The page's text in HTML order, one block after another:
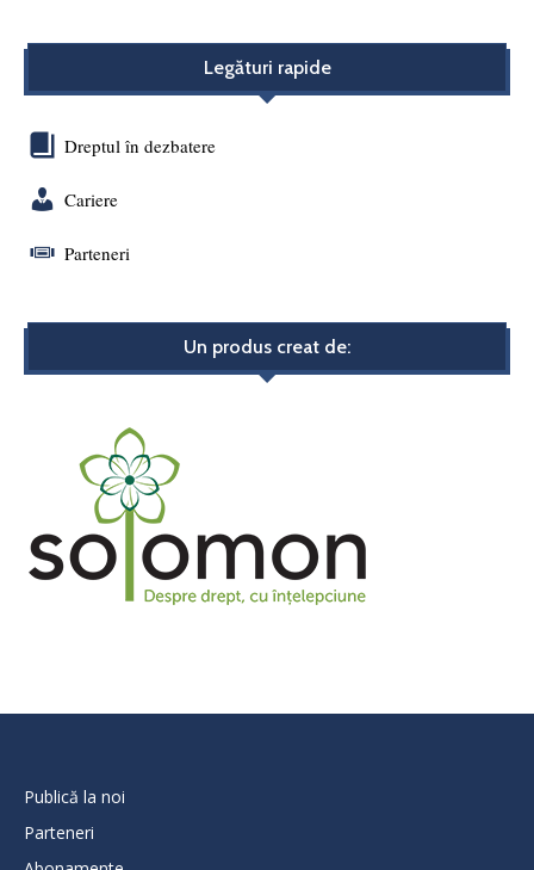
Legături rapide
Dreptul în dezbatere
Cariere
Parteneri
Un produs creat de:
Publică la noi
Parteneri